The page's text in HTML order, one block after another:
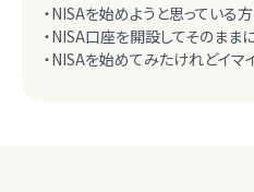
・NISAを始めようと思っている方
・NISA口座を開設してそのまま
・NISAを始めてみたけれどイマ